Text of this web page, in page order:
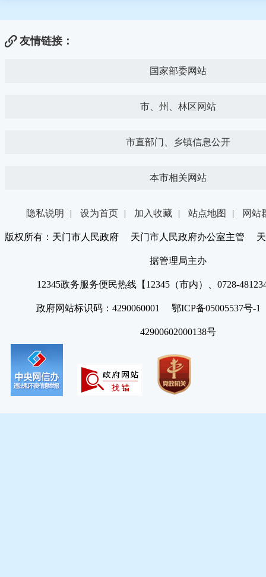
友情链接：
国家部委网站
市、州、林区网站
市直部门、乡镇信息公开
本市相关网站
隐私说明 | 设为首页 | 加入收藏 | 站点地图 | 网站
版权所有：天门市人民政府 天门市人民政府办公室主管 天
据管理局主办
12345政务服务便民热线【12345（市内）、0728-
政府网站标识码：4290060001 鄂ICP备05005537号
42900602000138号